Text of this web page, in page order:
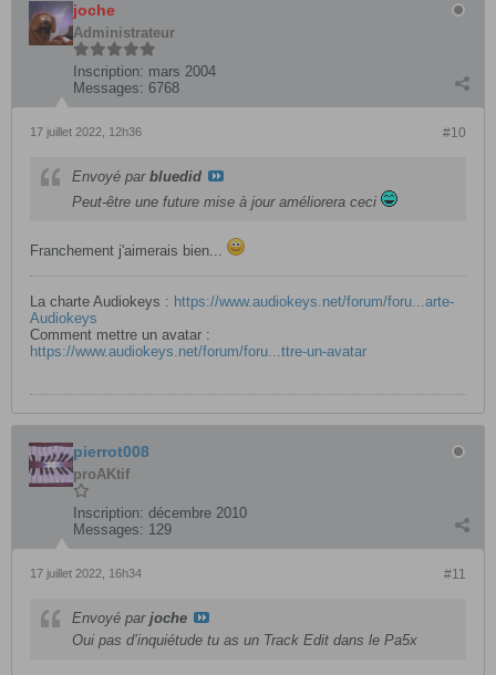
joche
Administrateur
Inscription: mars 2004
Messages: 6768
#10
17 juillet 2022, 12h36
Envoyé par bluedid
Peut-être une future mise à jour améliorera ceci
Franchement j'aimerais bien...
La charte Audiokeys : https://www.audiokeys.net/forum/foru...arte-
Audiokeys
Comment mettre un avatar :
https://www.audiokeys.net/forum/foru...ttre-un-avatar
pierrot008
proAKtif
Inscription: décembre 2010
Messages: 129
#11
17 juillet 2022, 16h34
Envoyé par joche
Oui pas d’inquiétude tu as un Track Edit dans le Pa5x